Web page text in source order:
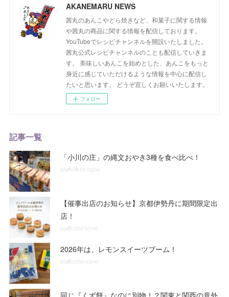
AKANEMARU NEWS
茜丸のあんこやどら焼きなど、和菓子に関する情報
や茜丸の商品に関する情報を配信しております。
YouTubeでレシピチャンネルを開設いたしました。
茜丸公式レシピチャンネルのことも配信していきま
す。 美味しいあんこを始めとした、あんこをもっと
身近に感じていただけるような情報を中心に配信し
たいと思います。 どうぞ宜しくお願いいたします。
フォロー
記事一覧
「小川の庄」の縄文おやき3種を食べ比べ！
2026.08.07 03:00
【催事出店のお知らせ】京都伊勢丹に期間限定出
店！
2026.07.17 07:00
2026年は、レモンスイーツブーム！
2026.07.10 03:00